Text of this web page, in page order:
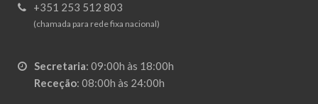
+351 253 512 803
(chamada para rede fixa nacional)
Secretaria: 09:00h às 18:00h
Receção: 08:00h às 24:00h